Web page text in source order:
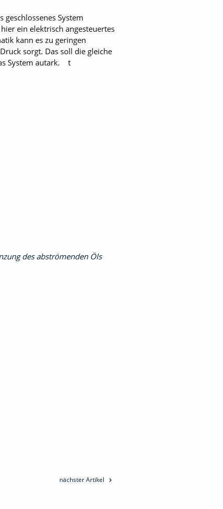
System
ein elektrisch angesteuertes
kann es zu geringen
sorgt. Das soll die gleiche
System autark. t
des abströmenden Öls
nächster Artikel